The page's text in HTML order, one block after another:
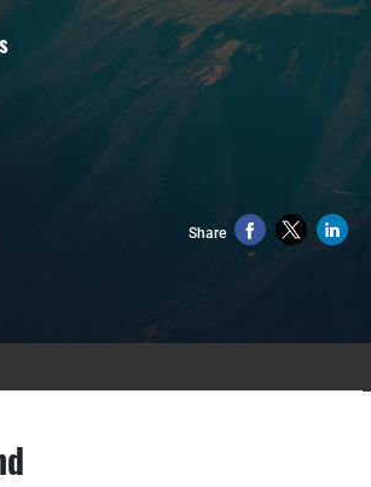
Share